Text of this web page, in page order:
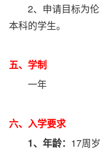
2、申请目标为伦
本科的学生。
五、学制
一年
六、入学要求
1、年龄： 17周